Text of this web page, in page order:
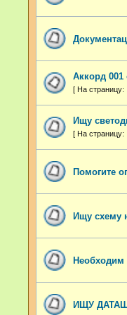
Аккорд 001
Ищу
Помогите
Ищу схему
Необходим
ИЩУ